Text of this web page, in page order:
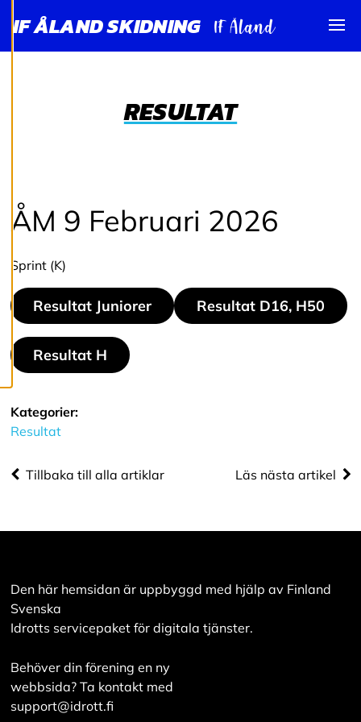
N
G
användarupplevelse
och personlig
samtycka till
användningen av
cookies kan vi
utveckla en ännu
bättre tjänst och
tillhandahålla
innehåll som är
intressant för dig.
Du har kontroll över
och kan ändra dem
R
e
d
i
e
r
a
c
o
IF ÅLAND SKIDNING
RESULTAT
ÅM 9 Februari 2026
Sprint (K)
Resultat Juniorer Resultat D16, H50
Resultat H
Kategorier:
Resultat
Tillbaka till alla artiklar Läs nästa artikel
Den här hemsidan är uppbyggd med hjälp av Finland
Svenska
Idrotts servicepaket för digitala tjänster.
Behöver din förening en ny
webbsida? Ta kontakt med
support@idrott.fi